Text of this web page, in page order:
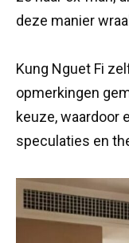
deze manier
Kung Nguet Fi
opmerkingen
keuze, waardoor
speculaties en